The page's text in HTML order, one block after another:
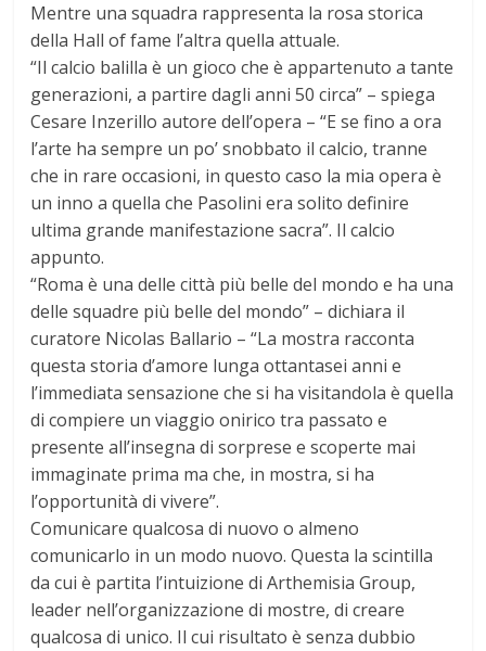
Mentre una squadra rappresenta la rosa storica
della Hall of fame l’altra quella attuale.
“Il calcio balilla è un gioco che è appartenuto a tante
generazioni, a partire dagli anni 50 circa” – spiega
Cesare Inzerillo autore dell’opera – “E se fino a ora
l’arte ha sempre un po’ snobbato il calcio, tranne
che in rare occasioni, in questo caso la mia opera è
un inno a quella che Pasolini era solito definire
ultima grande manifestazione sacra”. Il calcio
appunto.
“Roma è una delle città più belle del mondo e ha una
delle squadre più belle del mondo” – dichiara il
curatore Nicolas Ballario – “La mostra racconta
questa storia d’amore lunga ottantasei anni e
l’immediata sensazione che si ha visitandola è quella
di compiere un viaggio onirico tra passato e
presente all’insegna di sorprese e scoperte mai
immaginate prima ma che, in mostra, si ha
l’opportunità di vivere”.
Comunicare qualcosa di nuovo o almeno
comunicarlo in un modo nuovo. Questa la scintilla
da cui è partita l’intuizione di Arthemisia Group,
leader nell’organizzazione di mostre, di creare
qualcosa di unico. Il cui risultato è senza dubbio